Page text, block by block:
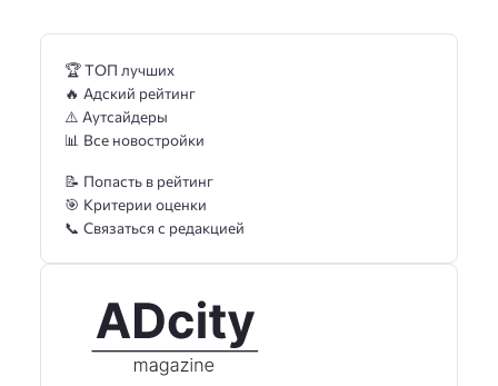
🏆 ТОП лучших
🔥 Адский рейтинг
⚠️ Аутсайдеры
📊 Все новостройки
📝 Попасть в рейтинг
🎯 Критерии оценки
📞 Связаться с редакцией